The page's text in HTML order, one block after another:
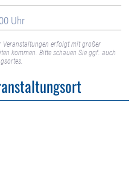
Uhr
Veranstaltungen erfolgt mit großer
kommen. Bitte schauen Sie ggf. auch